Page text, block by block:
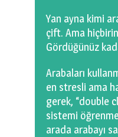
Yan ayna kimi
çift. Ama
Gördüğünüz
Arabaları
en stresli ama
gerek, “double
sistemi
arada arabayı